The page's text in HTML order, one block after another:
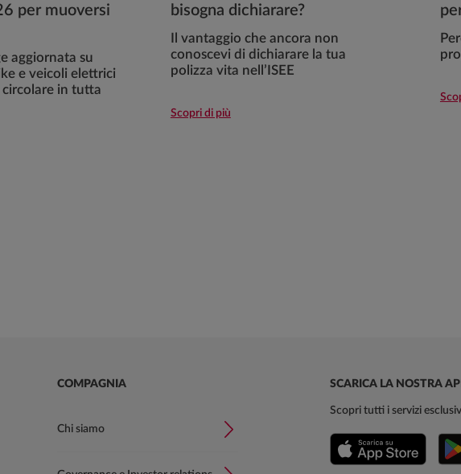
per muoversi
aggiornata su
e veicoli elettrici
circolare in tutta
bisogna dichiarare?
Il vantaggio che ancora non
conoscevi di dichiarare la tua
polizza vita nell’ISEE
Scopri di più
COMPAGNIA
Chi siamo
SCARICA LA NOSTRA
Scopri tutti i servizi